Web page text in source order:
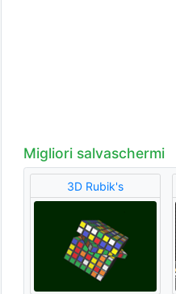
Migliori salvaschermi
3D Rubik's